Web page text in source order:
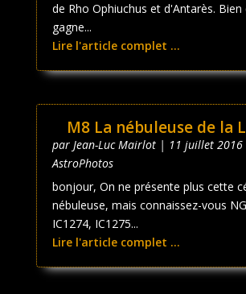
de Rho Ophiuchus et d'Antarès. Bien
gagne...
Lire l'article complet ...
M8 La nébuleuse de la
par Jean-Luc Mairlot| 11 juillet 2016
AstroPhotos
bonjour, On ne présente plus cette
nébuleuse, mais connaissez-vous
IC1274, IC1275...
Lire l'article complet ...